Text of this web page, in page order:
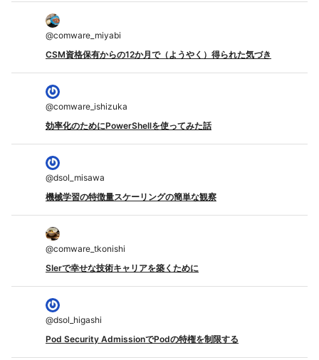
@comware_miyabi
CSM資格保有からの12か月で（ようやく）得られた気づき
@comware_ishizuka
効率化のためにPowerShellを使ってみた話
@dsol_misawa
機械学習の特徴量スケーリングの簡単な観察
@comware_tkonishi
SIerで幸せな技術キャリアを築くために
@dsol_higashi
Pod Security AdmissionでPodの特権を制限する